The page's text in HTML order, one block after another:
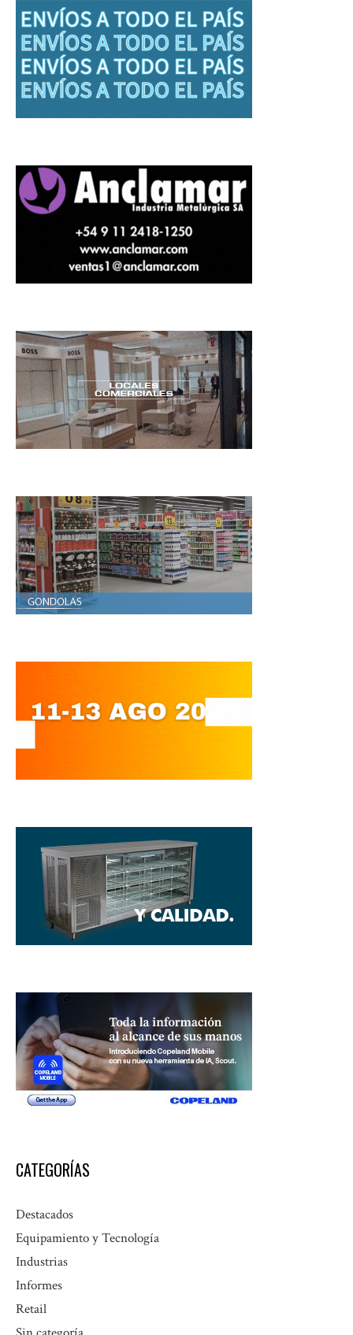
CATEGORÍAS
Destacados
Equipamiento y Tecnología
Industrias
Informes
Retail